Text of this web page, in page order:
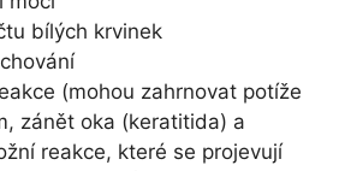
bílých krvinek
(mohou zahrnovat potíže
zánět oka (keratitida) a
reakce, které se projevují